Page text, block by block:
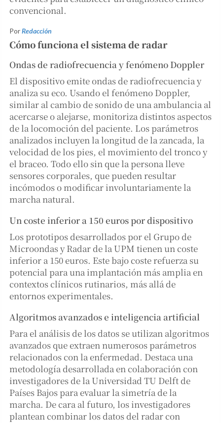
convencional.
PorRedacción
Cómo funciona el sistema de radar
Ondas de radiofrecuencia y fenómeno Doppler
El dispositivo emite ondas de radiofrecuencia y
analiza su eco. Usando el fenómeno Doppler,
similar al cambio de sonido de una ambulancia al
acercarse o alejarse, monitoriza distintos aspectos
de la locomoción del paciente. Los parámetros
analizados incluyen la longitud de la zancada, la
velocidad de los pies, el movimiento del tronco y
el braceo. Todo ello sin que la persona lleve
sensores corporales, que pueden resultar
incómodos o modificar involuntariamente la
marcha natural.
Un coste inferior a 150 euros por dispositivo
Los prototipos desarrollados por el Grupo de
Microondas y Radar de la UPM tienen un coste
inferior a 150 euros. Este bajo coste refuerza su
potencial para una implantación más amplia en
contextos clínicos rutinarios, más allá de
entornos experimentales.
Algoritmos avanzados e inteligencia artificial
Para el análisis de los datos se utilizan algoritmos
avanzados que extraen numerosos parámetros
relacionados con la enfermedad. Destaca una
metodología desarrollada en colaboración con
investigadores de la Universidad TU Delft de
Países Bajos para evaluar la simetría de la
marcha. De cara al futuro, los investigadores
plantean combinar los datos del radar con